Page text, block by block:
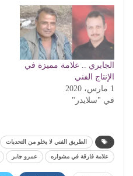
الجابري .. علامة مميزة في
الإنتاج الفني
1 مارس، 2020
في "سلايدر"
الطريق الفني لا يخلو من التحديات
علامة فارقة في مشواره عمرو جابر